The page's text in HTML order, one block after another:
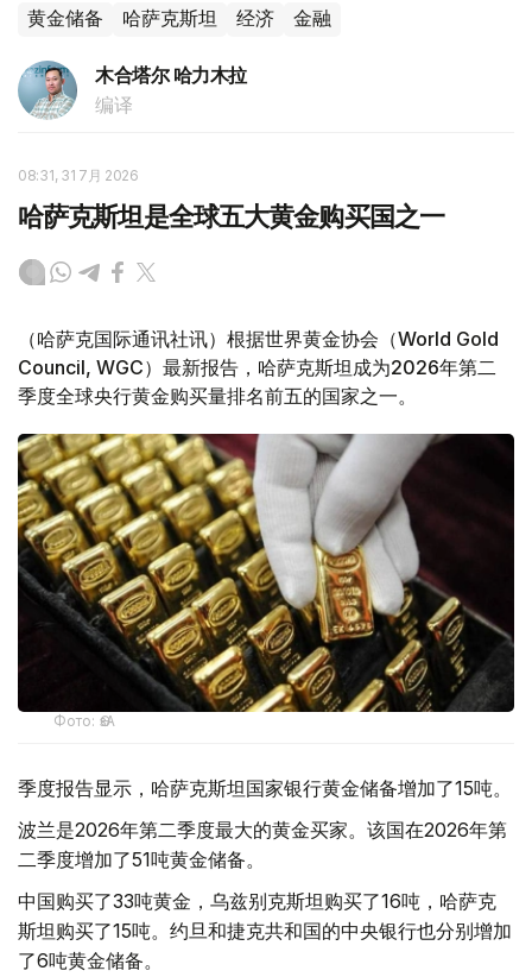
黄金储备 哈萨克斯坦 经济 金融
木合塔尔 哈力木拉
编译
08:31, 31 7月 2026
哈萨克斯坦是全球五大黄金购买国之一
（哈萨克国际通讯社讯）根据世界黄金协会（World Gold
Council, WGC）最新报告，哈萨克斯坦成为2026年第二
季度全球央行黄金购买量排名前五的国家之一。
Фото: ӨзА
季度报告显示，哈萨克斯坦国家银行黄金储备增加了15吨。
波兰是2026年第二季度最大的黄金买家。该国在2026年第
二季度增加了51吨黄金储备。
中国购买了33吨黄金，乌兹别克斯坦购买了16吨，哈萨克
斯坦购买了15吨。约旦和捷克共和国的中央银行也分别增加
了6吨黄金储备。